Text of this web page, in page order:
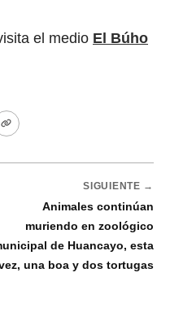
el medio El Búho
SIGUIENTE →
Animales continúan
muriendo en zoológico
de Huancayo, esta
una boa y dos tortugas